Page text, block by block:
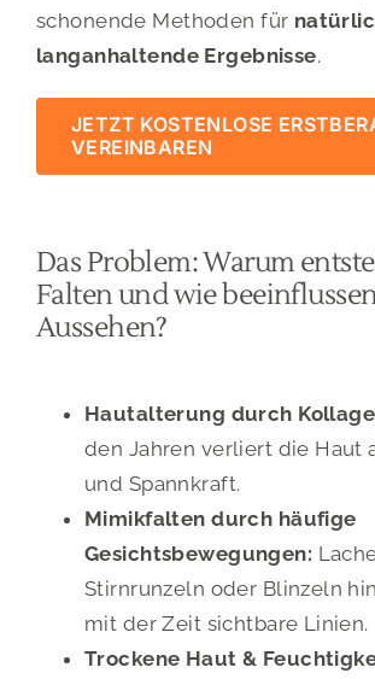
schonende Methoden für
langanhaltende Ergebnisse.
JETZT KOSTENLOSE
VEREINBAREN
Das Problem: Warum
Falten und wie
Aussehen?
Hautalterung durch
den Jahren verliert die Haut
und Spannkraft.
Mimikfalten durch häufige
Gesichtsbewegungen:
Stirnrunzeln oder Blinzeln
mit der Zeit sichtbare Linien.
Trockene Haut &